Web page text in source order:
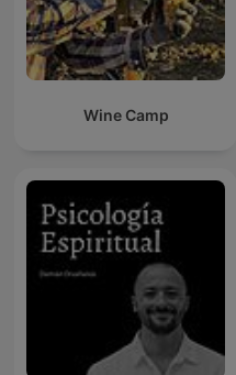
Wine Camp